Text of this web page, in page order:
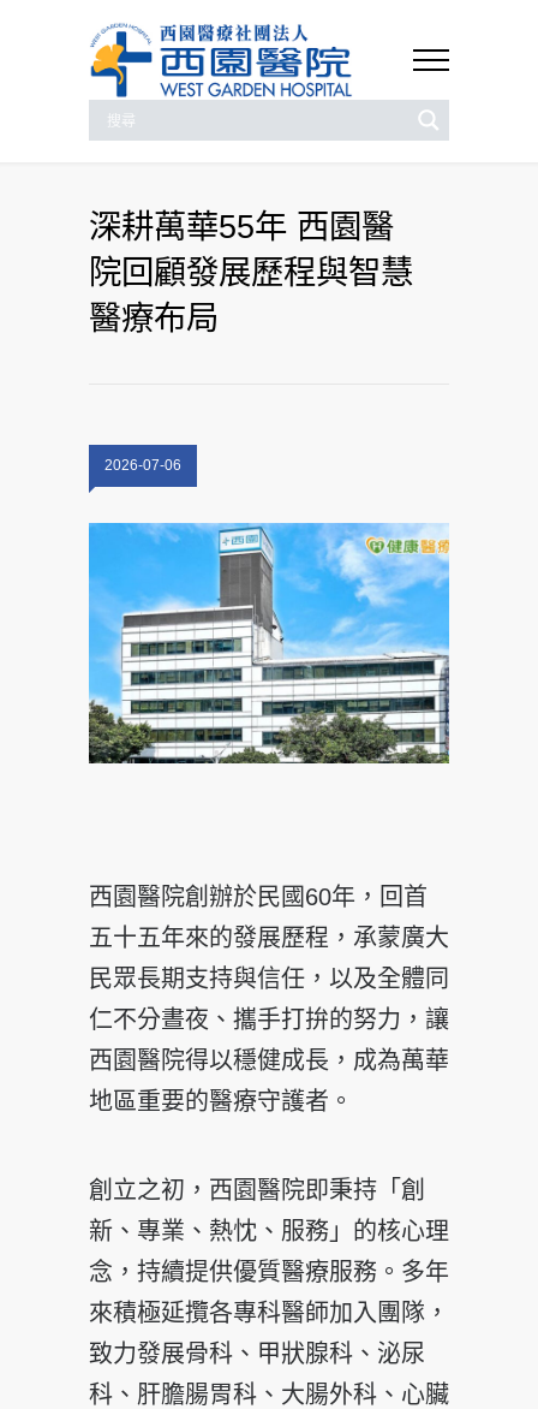
深耕萬華55年 西園醫
院回顧發展歷程與智慧
醫療布局
2026-07-06
西園醫院創辦於民國60年，回首
五十五年來的發展歷程，承蒙廣大
民眾長期支持與信任，以及全體同
仁不分晝夜、攜手打拚的努力，讓
西園醫院得以穩健成長，成為萬華
地區重要的醫療守護者。
創立之初，西園醫院即秉持「創
新、專業、熱忱、服務」的核心理
念，持續提供優質醫療服務。多年
來積極延攬各專科醫師加入團隊，
致力發展骨科、甲狀腺科、泌尿
科、肝膽腸胃科、大腸外科、心臟